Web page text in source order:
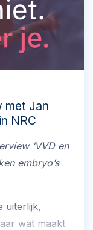
met Jan
NRC
‘VVD en
embryo’s
uiterlijk,
wat maakt